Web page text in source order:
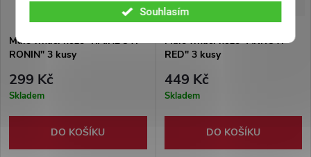
Souhlasím
599 Kč
Malé vrhací nože "RAINBOW
RONIN" 3 kusy
299 Kč
Skladem
DO KOŠÍKU
Malé vrhací nože "ARROW
RED" 3 kusy
449 Kč
Skladem
DO KOŠÍKU